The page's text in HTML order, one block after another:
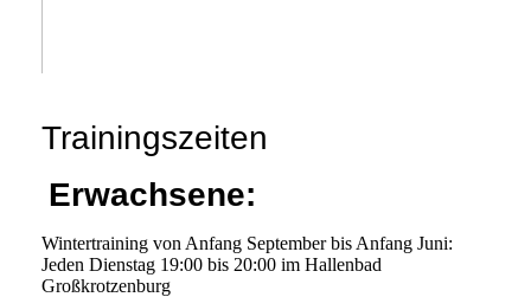
Trainingszeiten
Erwachsene:
Wintertraining von Anfang September bis Anfang Juni:
Jeden Dienstag 19:00 bis 20:00 im Hallenbad
Großkrotzenburg